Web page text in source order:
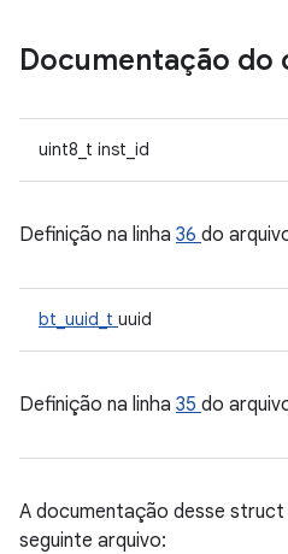
Documentação do
uint8_t inst_id
Definição na linha 36 do
bt_uuid_t uuid
Definição na linha 35 do
A documentação desse
seguinte arquivo: